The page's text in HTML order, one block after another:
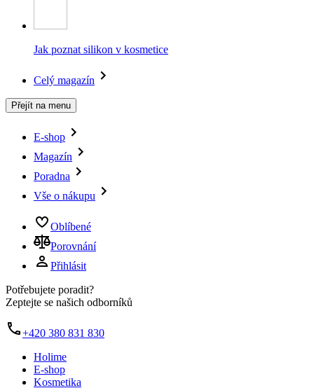
Jak poznat silikon v kosmetice
Celý magazín
Přejít na menu
E-shop
Magazín
Poradna
Vše o nákupu
Oblíbené
Porovnání
Přihlásit
Potřebujete poradit?
Zeptejte se našich odborníků
+420 380 831 830
Holime
E-shop
Kosmetika